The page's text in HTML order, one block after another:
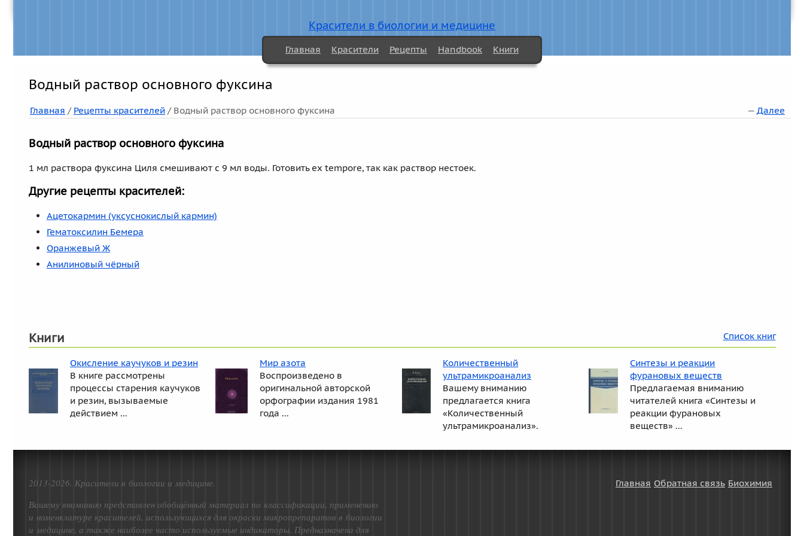
Красители в биологии и медицине
Главная Красители Рецепты Handbook Книги
Водный раствор основного фуксина
Главная / — Далее
Рецепты красителей / Водный раствор основного фуксина
Водный раствор основного фуксина
1 мл раствора фуксина Циля смешивают с 9 мл воды. Готовить ex tempore, так как раствор нестоек.
Другие рецепты красителей:
Ацетокармин (уксуснокислый кармин)
Гематоксилин Бемера
Оранжевый Ж
Анилиновый чёрный
Книги Список книг
Окисление каучуков и резин
В книге рассмотрены
процессы старения каучуков
и резин, вызываемые
действием ...
Мир азота
Воспроизведено в
оригинальной авторской
орфографии издания 1981
года ...
Количественный
ультрамикроанализ
Вашему вниманию
предлагается книга
«Количественный
ультрамикроанализ».
Синтезы и реакции
фурановых веществ
Предлагаемая вниманию
читателей книга «Синтезы и
реакции фурановых
веществ» ...
2013-2026. Красители в биологии и медицине.
Вашему вниманию представлен обобщённый материал по классификации, применению
и номенклатуре красителей, использующихся для окраски микропрепаратов в биологии
и медицине, а также наиболее часто используемые индикаторы. Предназначена для
Главная Обратная связь Биохимия